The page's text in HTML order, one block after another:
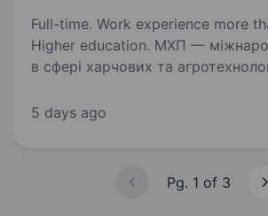
Full-time. Work experience more
Higher education. МХП — міжнародна компанія
в сфері харчових та
Ряба», «Наша Ряба Апетитна»,
5 days ago
Pg. 1 of 3